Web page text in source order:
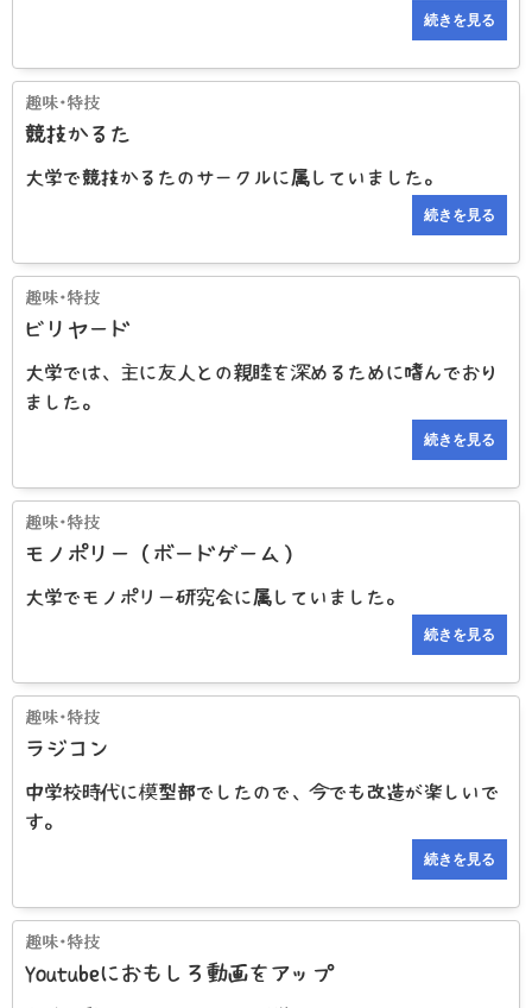
続きを見る
競技かるた
大学で競技かるたのサークルに属していました。
続きを見る
ビリヤード
大学では、主に友人との親睦を深めるために嗜んでおり
ました。
続きを見る
モノポリー（ボードゲーム）
大学でモノポリー研究会に属していました。
続きを見る
ラジコン
中学校時代に模型部でしたので、今でも改造が楽しいで
す。
続きを見る
Youtubeにおもしろ動画をアップ